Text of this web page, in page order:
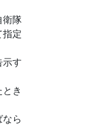
衛隊
定
す
き
ら